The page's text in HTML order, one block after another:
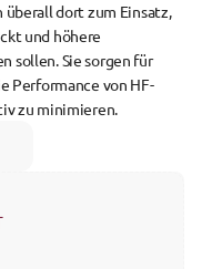
dort zum Einsatz,
und höhere
sollen. Sie sorgen für
Performance von HF-
zu minimieren.